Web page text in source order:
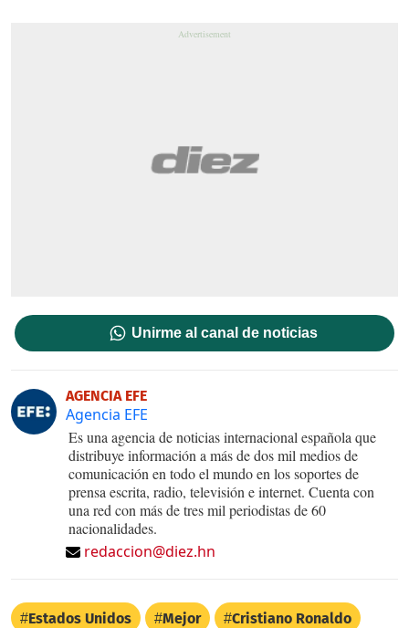
Unirme al canal de noticias
AGENCIA EFE
Agencia EFE
Es una agencia de noticias internacional española que
distribuye información a más de dos mil medios de
comunicación en todo el mundo en los soportes de
prensa escrita, radio, televisión e internet. Cuenta con
una red con más de tres mil periodistas de 60
nacionalidades.
redaccion@diez.hn
Estados Unidos Mejor Cristiano Ronaldo